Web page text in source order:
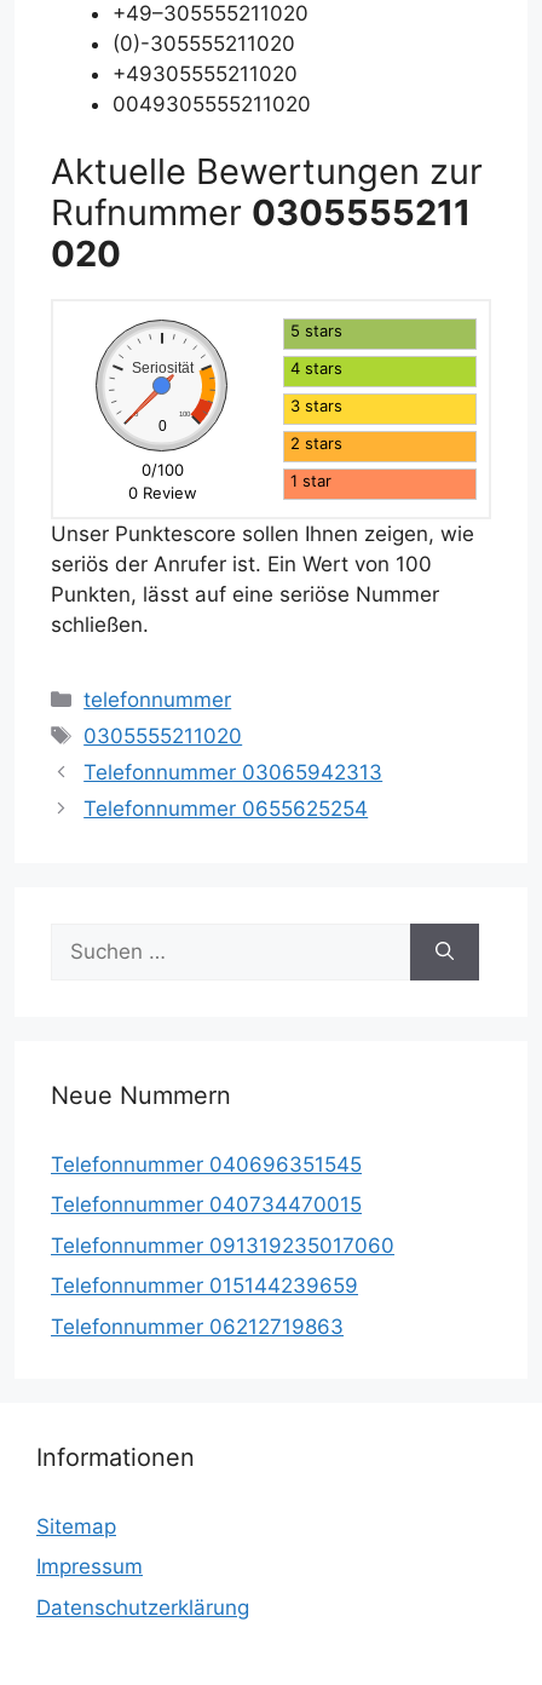
+49–305555211020
(0)-305555211020
+49305555211020
0049305555211020
Aktuelle Bewertungen zur
Rufnummer 0305555211
020
Seriosität
0 100
0
0/100
0 Review
5 stars
4 stars
3 stars
2 stars
1 star
Unser Punktescore sollen Ihnen zeigen, wie
seriös der Anrufer ist. Ein Wert von 100
Punkten, lässt auf eine seriöse Nummer
schließen.
Kategorien
telefonnummer
Schlagwörter
0305555211020
Telefonnummer 03065942313
Telefonnummer 0655625254
nach:
Neue Nummern
Telefonnummer 040696351545
Telefonnummer 040734470015
Telefonnummer 091319235017060
Telefonnummer 015144239659
Telefonnummer 06212719863
Informationen
Sitemap
Impressum
Datenschutzerklärung